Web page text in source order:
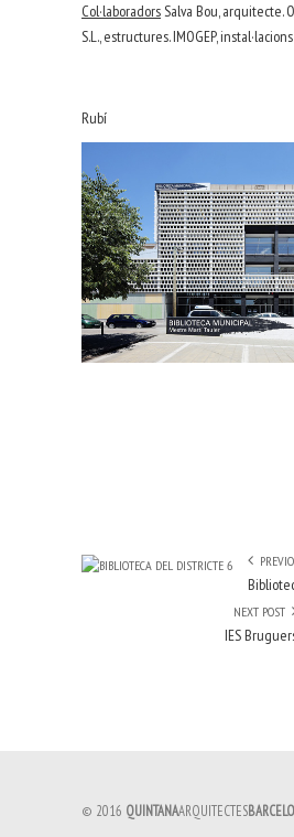
Col·laboradorsSalva Bou, arquitecte.
S.L., estructures. IMOGEP, instal·lacions
Rubí
NEXT POST
IES
© 2016 QUINTANAARQUITECTES